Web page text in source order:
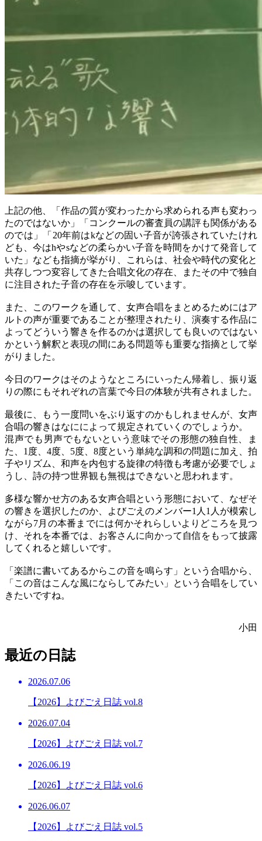
上記の他、「作品の質が変わったから求められる声も変わっ
たのではないか」「コンクールの審査員の講評も関係がある
のでは」「20年前はkなどの固い子音が誇張されていたけれ
ども、今はhやsなどの柔らかい子音を時間をかけて発音して
いた」なども指摘が挙がり、これらは、社会や時代の変化と
共存しつつ変容してきた合唱文化の存在、またその中で独自
に注目された子音の存在を示唆しています。
また、このワークを通して、女声合唱をまとめるためにはア
ルトの声が重要であることが整理されたり、演奏する作品に
よってどういう響きを作るのかは選択しても良いのではない
かという解釈と表現の間にある問題等も重要な指摘として挙
がりました。
今日のワークはそのようなところにいったん帰着し、振り返
りの際にもそれぞれの言葉で今日の体験が共有されました。
最後に、もう一度問いをぶり返すのかもしれませんが、女声
合唱の響きはなにによって規定されていくのでしょうか。
混声でも男声でもないという意味でその形態の独自性、ま
た、1度、4度、5度、8度という単純な調和の問題に加え、拍
子やリズム、和声を内包する旋律の特徴も考慮が必要でしょ
うし、詩の持つ世界観も無視はできないと思われます。
多様な響かせ方のある女声合唱という形態において、なぜそ
の響きを選択したのか、よびごえのメンバー1人1人が模索し
ながら7月の本番までには何かそれらしいよりどころを見つ
け、それを本番では、お客さんに向かって自信をもって披露
してくれると嬉しいです。
「楽譜に書いてあるからこの音を鳴らす」という合唱から、
「この音はこんな風にならしてみたい」という合唱をしてい
きたいですね。
小田
最近の日誌
2026.07.06
【2026】よびごえ日誌 vol.8
2026.07.04
【2026】よびごえ日誌 vol.7
2026.06.19
【2026】よびごえ日誌 vol.6
2026.06.07
【2026】よびごえ日誌 vol.5